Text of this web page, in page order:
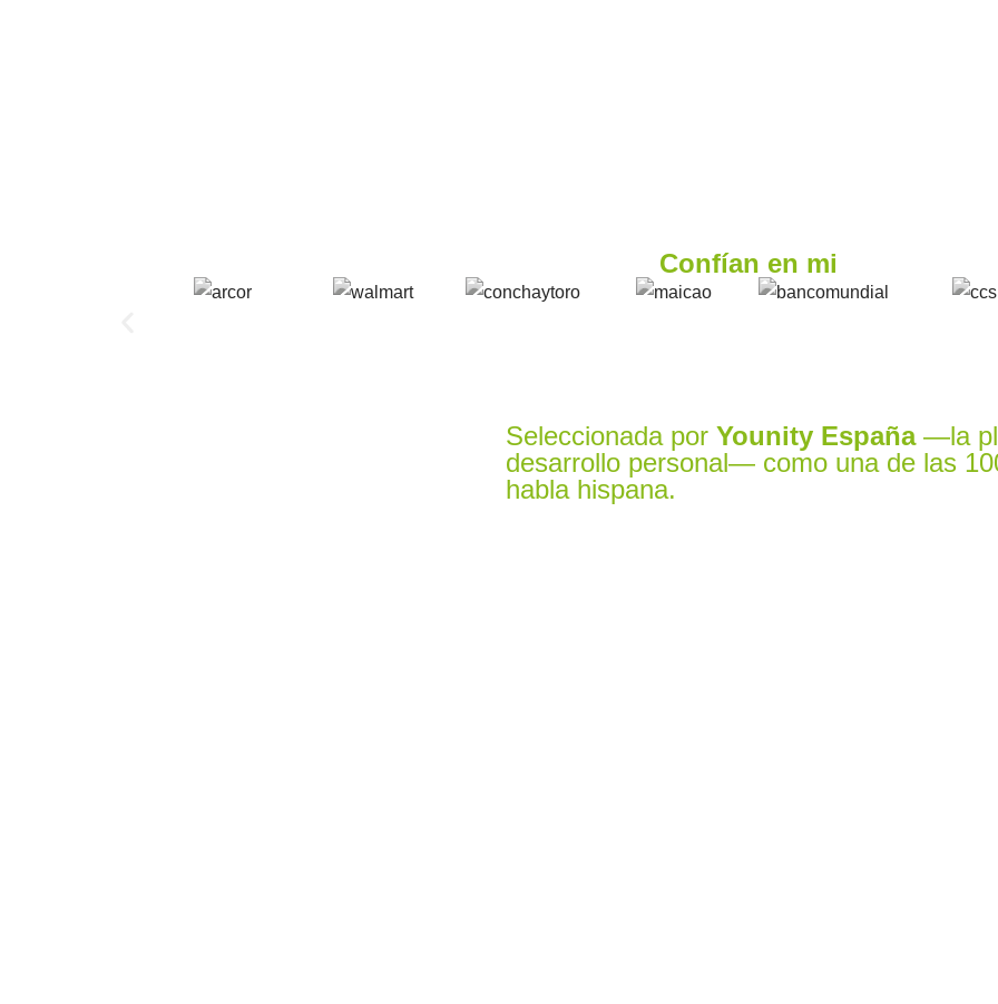
Confían en mi
Seleccionada por Younity España—la
desarrollo personal— como una de las
habla hispana.